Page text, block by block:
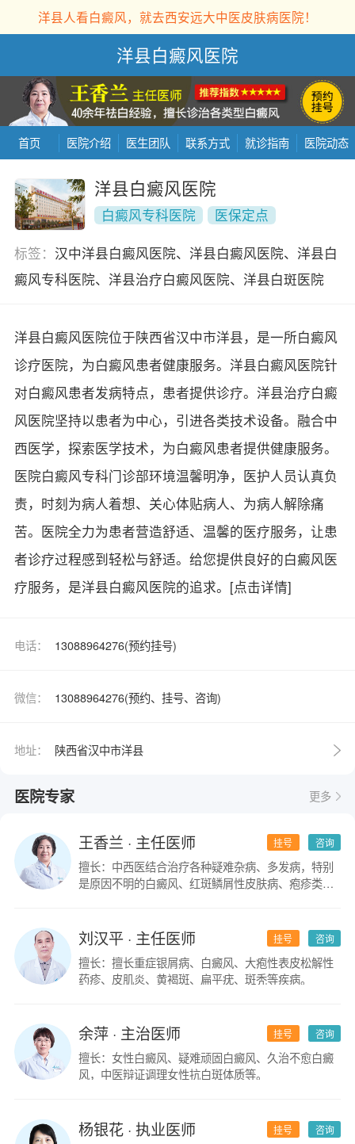
洋县人看白癜风，就去西安远大中医皮肤病医院！
洋县白癜风医院
首页 医院介绍 医生团队 联系方式 就诊指南 医院动态
洋县白癜风医院
白癜风专科医院
医保定点
标签： 汉中洋县白癜风医院、洋县白癜风医院、洋县白
癜风专科医院、洋县治疗白癜风医院、洋县白斑医院
洋县白癜风医院位于陕西省汉中市洋县，是一所白癜风
诊疗医院，为白癜风患者健康服务。洋县白癜风医院针
对白癜风患者发病特点，患者提供诊疗。洋县治疗白癜
风医院坚持以患者为中心，引进各类技术设备。融合中
西医学，探索医学技术，为白癜风患者提供健康服务。
医院白癜风专科门诊部环境温馨明净，医护人员认真负
责，时刻为病人着想、关心体贴病人、为病人解除痛
苦。医院全力为患者营造舒适、温馨的医疗服务，让患
者诊疗过程感到轻松与舒适。给您提供良好的白癜风医
疗服务，是洋县白癜风医院的追求。 [点击详情]
电话： 13088964276(预约挂号)
微信： 13088964276(预约、挂号、咨询)
地址： 陕西省汉中市洋县
医院专家 更多
咨询
挂号
王香兰 · 主任医师
擅长：中西医结合治疗各种疑难杂病、多发病，特别
是原因不明的白癜风、红斑鳞屑性皮肤病、疱疹类皮
咨询
挂号
刘汉平· 主任医师
擅长：擅长重症银屑病、白癜风、大疱性表皮松解性
药疹、皮肌炎、黄褐斑、扁平疣、斑秃等疾病。
咨询
挂号
余萍· 主治医师
擅长：女性白癜风、疑难顽固白癜风、久治不愈白癜
风，中医辩证调理女性抗白斑体质等。
咨询
挂号
杨银花· 执业医师